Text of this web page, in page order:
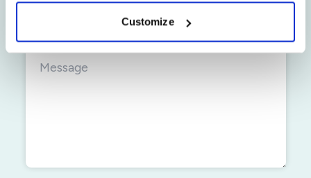
Customize
Numéro de téléphone